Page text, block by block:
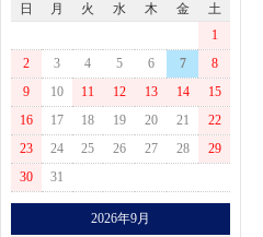
NEC
IBM
日立
富士通
CASIO
KYOCERA
XEROX
沖
NEC
IBM
日立
富士通
日
月 火 水 木 金
土
1
2
3 4 5 6 7
8
9
10 11 12 13 14
15
16
17 18 19 20 21
22
23
24 25 26 27 28
29
30
31
2026年9月